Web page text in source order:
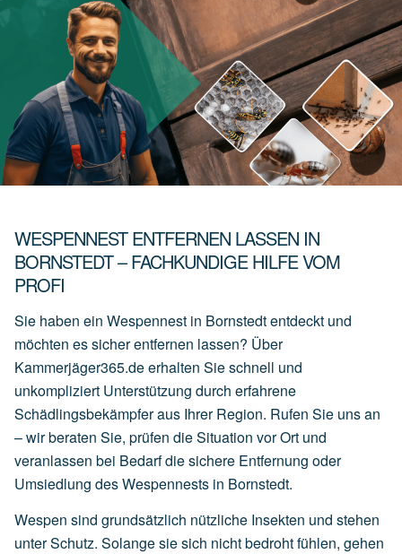
WESPENNEST ENTFERNEN LASSEN IN
BORNSTEDT – FACHKUNDIGE HILFE VOM
PROFI
Sie haben ein Wespennest in Bornstedt entdeckt und
möchten es sicher entfernen lassen? Über
Kammerjäger365.de erhalten Sie schnell und
unkompliziert Unterstützung durch erfahrene
Schädlingsbekämpfer aus Ihrer Region. Rufen Sie uns an
– wir beraten Sie, prüfen die Situation vor Ort und
veranlassen bei Bedarf die sichere Entfernung oder
Umsiedlung des Wespennests in Bornstedt.
Wespen sind grundsätzlich nützliche Insekten und stehen
unter Schutz. Solange sie sich nicht bedroht fühlen, gehen